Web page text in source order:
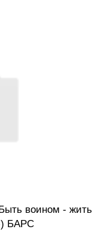
воином - жить
) БАРС